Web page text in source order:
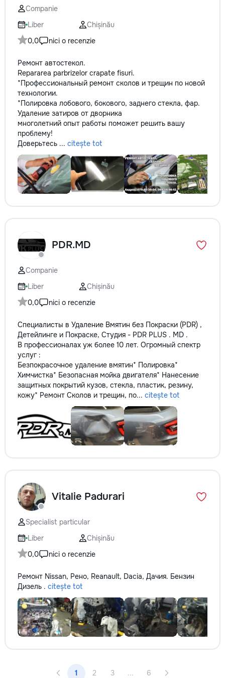
Companie
Liber
Chișinău
0,0
nici o recenzie
Ремонт автостекол.
Repararea parbrizelor crapate fisuri.
*Профессиональный ремонт сколов и трещин по новой
технологии.
*Полировка лобового, бокового, заднего стекла, фар.
Удаление затиров от дворника
многолетний опыт работы поможет решить вашу
проблему!
Доверьтесь ... citește tot
PDR.MD
Companie
Liber
Chișinău
0,0
nici o recenzie
Специалисты в Удаление Вмятин без Покраски (PDR) ,
Детейлинге и Покраске, Студия - PDR PLUS . MD .
В профессионалах уж более 10 лет. Огромный спектр
услуг :
Безпокрасочное удаление вмятин* Полировка*
Химчистка* Безопасная мойка двигателя* Нанесение
защитных покрытий кузов, стекла, пластик, резину,
кожу* Ремонт Сколов и трещин, по... citește tot
Vitalie Padurari
Specialist particular
Liber
Chișinău
0,0
nici o recenzie
Ремонт Nissan, Рено, Reanault, Dacia, Дачия. Бензин
Дизель . citește tot
1 2 3 ... 6